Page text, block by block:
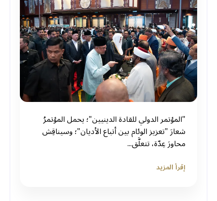
"المؤتمر الدولي للقادة الدينيين"؛ يحمل المؤتمرُ
شعارَ "تعزيز الوئام بين أتباع الأديان"؛ وسيناقِش
محاورَ عِدّة، تتعلَّق...
إقرأ المزيد